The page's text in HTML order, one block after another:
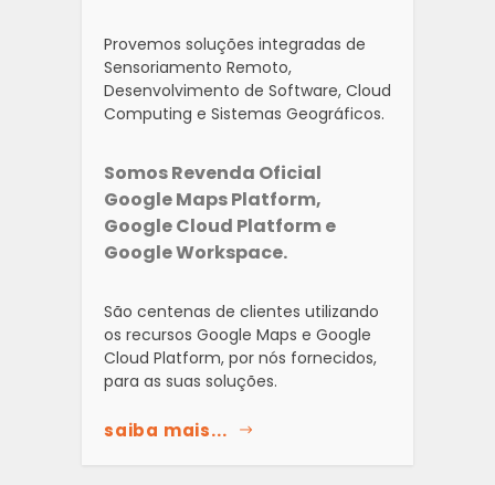
Provemos soluções integradas de
Sensoriamento Remoto,
Desenvolvimento de Software, Cloud
Computing e Sistemas Geográficos.
Somos Revenda Oficial
Google Maps Platform,
Google Cloud Platform e
Google Workspace.
São centenas de clientes utilizando
os recursos Google Maps e Google
Cloud Platform, por nós fornecidos,
para as suas soluções.
saiba mais...